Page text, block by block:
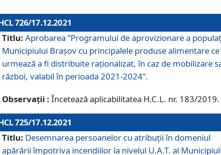
726/17.12.2021
Titlu: Aprobarea ”Programului de aprovizionare a
Municipiului Braşov cu principalele produse alimentare ce
urmează a fi distribuite raționalizat, în caz de mobilizare
război, valabil în perioada 2021-2024”.
Observații : Încetează aplicabilitatea H.C.L. nr. 183/2019.
725/17.12.2021
Titlu: Desemnarea persoanelor cu atribuții în domeniul
apărării împotriva incendiilor la nivelul U.A.T. al